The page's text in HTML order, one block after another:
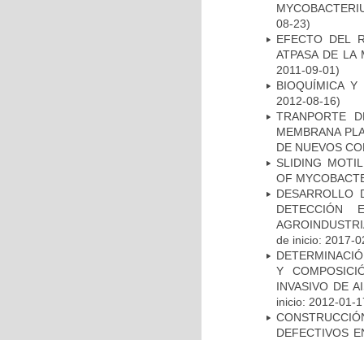
08-23)
EFECTO DEL
ATPASA DE LA
2011-09-01)
BIOQUÍMICA Y
2012-08-16)
TRANPORTE
MEMBRANA
DE NUEVOS
SLIDING
OF
DESARROLLO
DETECCIÓN
de inicio: 2017-
Y
INVASIVO DE
inicio: 2012-01-
DEFECTIVOS